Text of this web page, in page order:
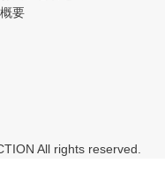
アップストア 札幌 ル・トロ
12:00～19:00
要
All rights reserved.